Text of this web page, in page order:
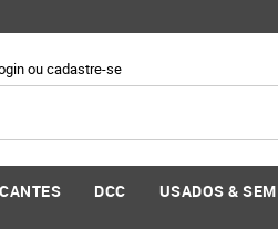
oucadastre-se
DCC USADOS &